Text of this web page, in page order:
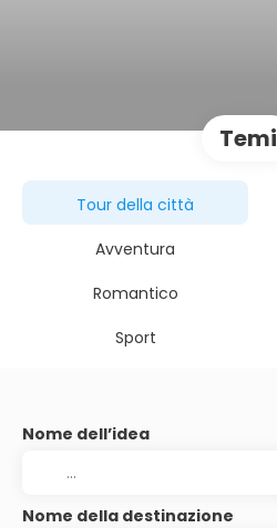
Temi
Tour della città
Avventura
Romantico
Sport
Nome dell’idea
Nome della destinazione